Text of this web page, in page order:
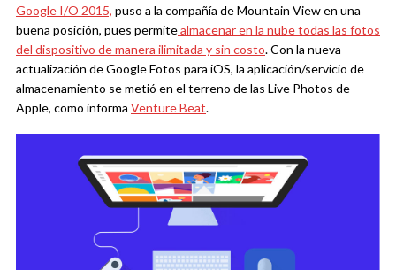
Google I/O 2015, puso a la compañía de Mountain View en una
buena posición, pues permitealmacenar en la nube todas las fotos
del dispositivo de manera ilimitada y sin costo. Con la nueva
actualización de Google Fotos para iOS, la aplicación/servicio de
almacenamiento se metió en el terreno de las Live Photos de
Apple, como informa Venture Beat.